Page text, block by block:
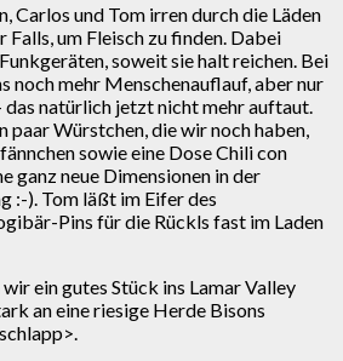
Carlos und Tom irren durch die Läden
Falls, um Fleisch zu finden. Dabei
soweit sie halt reichen. Bei
noch mehr Menschenauflauf, aber nur
natürlich jetzt nicht mehr auftaut.
Würstchen, die wir noch haben,
sowie eine Dose Chili con
ganz neue Dimensionen in der
:-). Tom läßt im Eifer des
Pins für die Rückls fast im Laden
ein gutes Stück ins Lamar Valley
an eine riesige Herde Bisons